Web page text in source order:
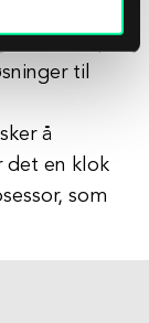
fokusere på
til
å
det en klok
som